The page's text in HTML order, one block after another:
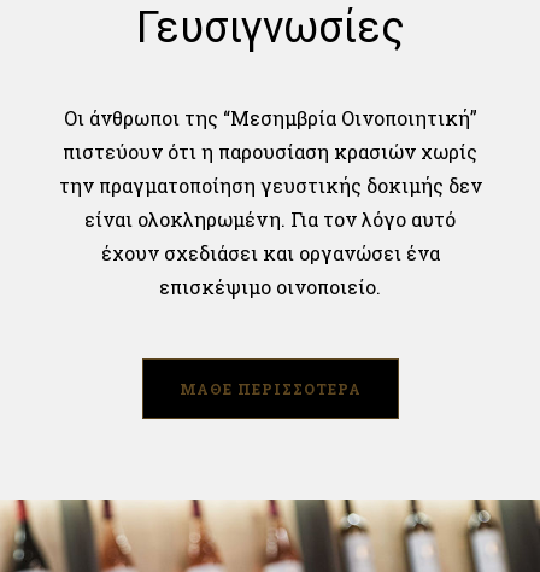
Γευσιγνωσίες
Οι άνθρωποι της “Μεσημβρία Οινοποιητική”
πιστεύουν ότι η παρουσίαση κρασιών χωρίς
την πραγματοποίηση γευστικής δοκιμής δεν
είναι ολοκληρωμένη. Για τον λόγο αυτό
έχουν σχεδιάσει και οργανώσει ένα
επισκέψιμο οινοποιείο.
ΜΑΘΕ ΠΕΡΙΣΣΟΤΕΡΑ